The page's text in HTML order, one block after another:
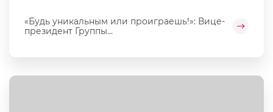
«Будь уникальным или проиграешь!»: Вице-
президент Группы...